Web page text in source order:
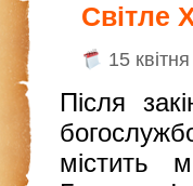
Світле
15
Після
містить